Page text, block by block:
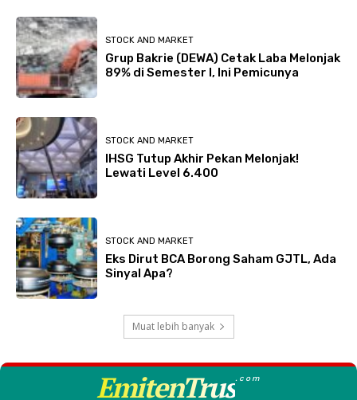
STOCK AND MARKET
Grup Bakrie (DEWA) Cetak Laba Melonjak
89% di Semester I, Ini Pemicunya
STOCK AND MARKET
IHSG Tutup Akhir Pekan Melonjak!
Lewati Level 6.400
STOCK AND MARKET
Eks Dirut BCA Borong Saham GJTL, Ada
Sinyal Apa?
Muat lebih banyak
EmitenTrus.com